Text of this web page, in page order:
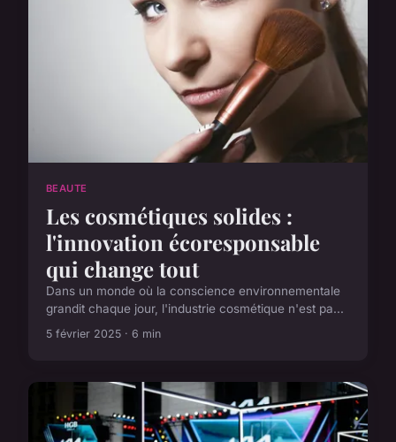
BEAUTE
Les cosmétiques solides :
l'innovation écoresponsable
qui change tout
Dans un monde où la conscience environnementale
grandit chaque jour, l'industrie cosmétique n'est pa...
5 février 2025 · 6 min